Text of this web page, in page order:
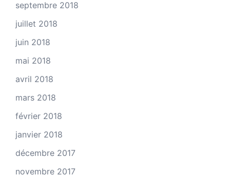
septembre 2018
juillet 2018
juin 2018
mai 2018
avril 2018
mars 2018
février 2018
janvier 2018
décembre 2017
novembre 2017